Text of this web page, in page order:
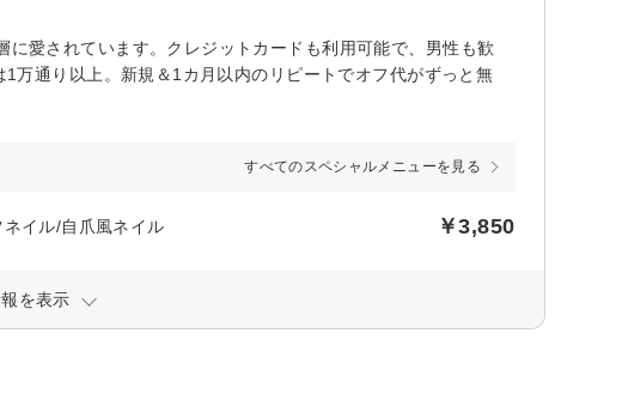
愛されています。クレジットカードも利用可能で、男性も歓
万通り以上。新規＆1カ月以内のリピートでオフ代がずっと無
すべてのスペシャルメニューを見る
イル/自爪風ネイル ￥3,850
を表示